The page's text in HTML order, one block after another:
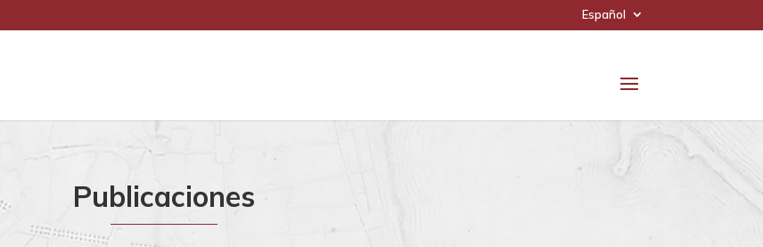
Español
Publicaciones